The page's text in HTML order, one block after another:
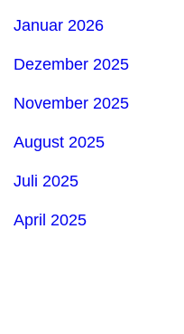
Januar 2026
Dezember 2025
November 2025
August 2025
Juli 2025
April 2025